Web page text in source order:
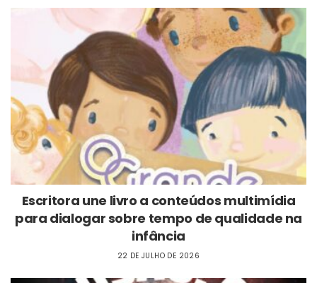
Escritora une livro a conteúdos multimídia
para dialogar sobre tempo de qualidade na
infância
22 DE JULHO DE 2026